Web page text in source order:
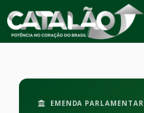
EMENDA PARLAMENTAR